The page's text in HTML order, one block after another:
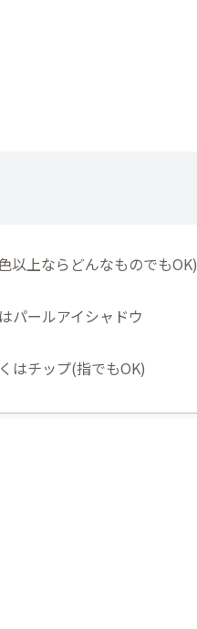
以上ならどんなものでもOK)
パールアイシャドウ
はチップ(指でもOK)